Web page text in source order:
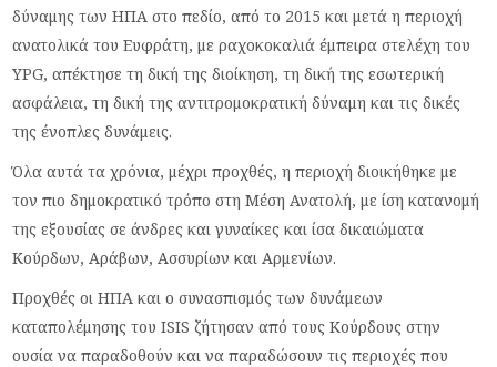
δύναμης των ΗΠΑ στο πεδίο, από το 2015 και μετά η περιοχή
ανατολικά του Ευφράτη, με ραχοκοκαλιά έμπειρα στελέχη του
YPG, απέκτησε τη δική της διοίκηση, τη δική της εσωτερική
ασφάλεια, τη δική της αντιτρομοκρατική δύναμη και τις δικές
της ένοπλες δυνάμεις.
Όλα αυτά τα χρόνια, μέχρι προχθές, η περιοχή διοικήθηκε με
τον πιο δημοκρατικό τρόπο στη Μέση Ανατολή, με ίση κατανομή
της εξουσίας σε άνδρες και γυναίκες και ίσα δικαιώματα
Κούρδων, Αράβων, Ασσυρίων και Αρμενίων.
Προχθές οι ΗΠΑ και ο συνασπισμός των δυνάμεων
καταπολέμησης του ISIS ζήτησαν από τους Κούρδους στην
ουσία να παραδοθούν και να παραδώσουν τις περιοχές που